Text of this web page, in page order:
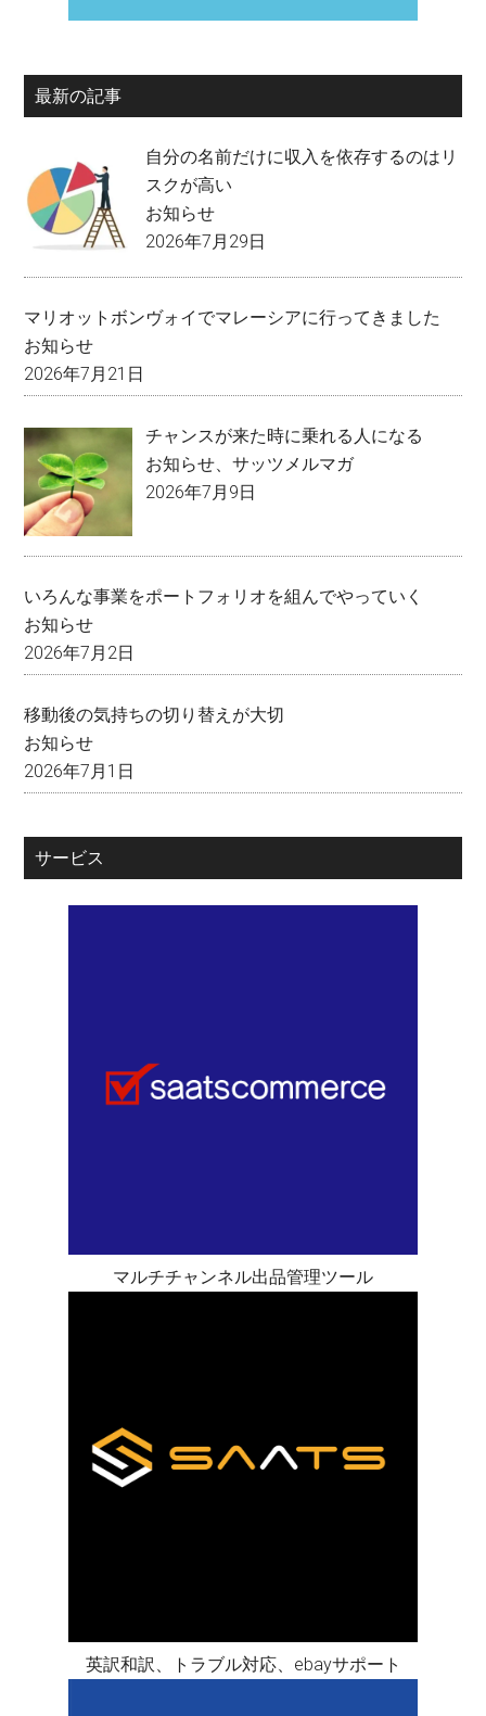
最新の記事
自分の名前だけに収入を依存するのはリ
スクが高い
お知らせ
2026年7月29日
マリオットボンヴォイでマレーシアに行ってきました
お知らせ
2026年7月21日
チャンスが来た時に乗れる人になる
お知らせ、サッツメルマガ
2026年7月9日
いろんな事業をポートフォリオを組んでやっていく
お知らせ
2026年7月2日
移動後の気持ちの切り替えが大切
お知らせ
2026年7月1日
サービス
マルチチャンネル出品管理ツール
英訳和訳、トラブル対応、ebayサポート